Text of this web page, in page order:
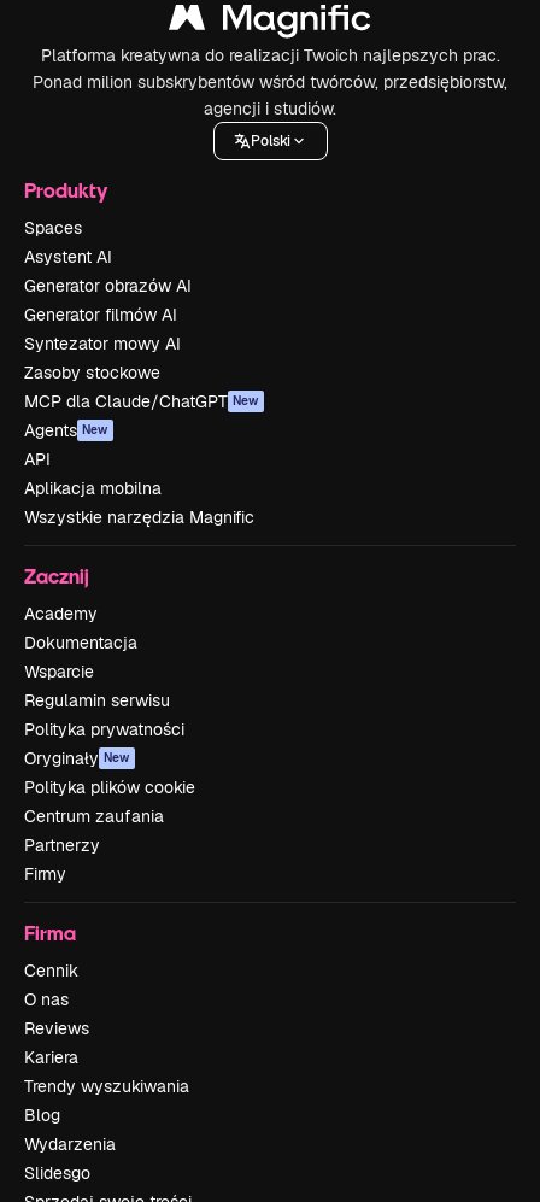
Platforma kreatywna do realizacji Twoich najlepszych prac.
Ponad milion subskrybentów wśród twórców, przedsiębiorstw,
agencji i studiów.
Polski
Produkty
Spaces
Asystent AI
Generator obrazów AI
Generator filmów AI
Syntezator mowy AI
Zasoby stockowe
MCP dla Claude/ChatGPT New
Agents New
API
Aplikacja mobilna
Wszystkie narzędzia Magnific
Zacznij
Academy
Dokumentacja
Wsparcie
Regulamin serwisu
Polityka prywatności
Oryginały New
Polityka plików cookie
Centrum zaufania
Partnerzy
Firmy
Firma
Cennik
O nas
Reviews
Kariera
Trendy wyszukiwania
Blog
Wydarzenia
Slidesgo